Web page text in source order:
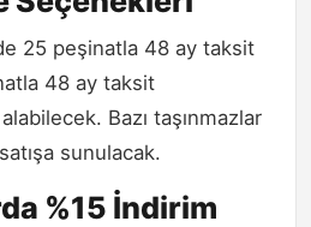
25 peşinatla 48 ay taksit
48 ay taksit
Bazı taşınmazlar
sunulacak.
%15 İndirim